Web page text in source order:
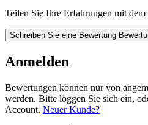
und der Entsorgung unserer Artikel beachte
Verbrauchswerte sind Richtwerte.
Orientierung. Alle Empfehlungen dienen zur
Teilen Sie Ihre Erfahrungen mit
Schreiben Sie eine Bewertung
Anmelden
Bewertungen können nur von
werden. Bitte loggen Sie sich ein,
Account. Neuer Kunde?